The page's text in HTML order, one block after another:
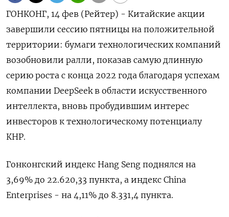
ГОНКОНГ, 14 фев (Рейтер) - Китайские акции
завершили сессию пятницы на положительной
территории: бумаги технологических компаний
возобновили ралли, показав самую длинную
серию роста с конца 2022 года благодаря успехам
компании DeepSeek в области искусственного
интеллекта, вновь пробудившим интерес
инвесторов к технологическому потенциалу
КНР.
Гонконгский индекс Hang Seng поднялся на
3,69% до 22.620,33​ пункта, а индекс China
Enterprises - на 4,11% до 8.331,4 пункта.